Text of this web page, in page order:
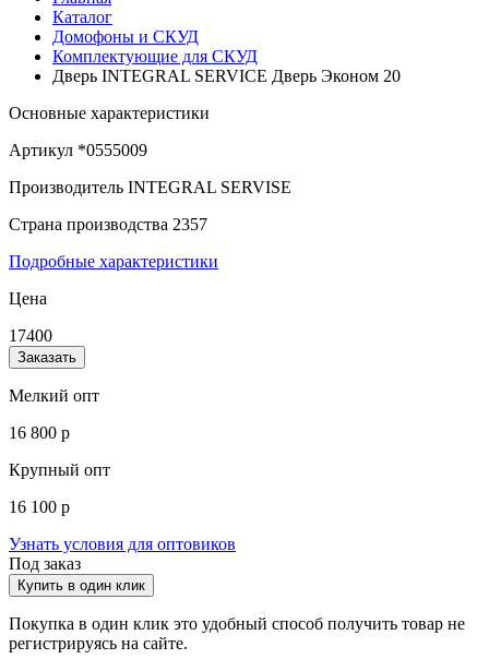
Каталог
Домофоны и СКУД
Комплектующие для СКУД
Дверь INTEGRAL SERVICE Дверь Эконом 20
Основные характеристики
Артикул *0555009
Производитель INTEGRAL SERVISE
Страна производства 2357
Подробные характеристики
Цена
17400
Заказать
Мелкий опт
16 800 р
Крупный опт
16 100 р
Узнать условия для оптовиков
Под заказ
Купить в один клик
Покупка в один клик это удобный способ получить товар не
регистрируясь на сайте.